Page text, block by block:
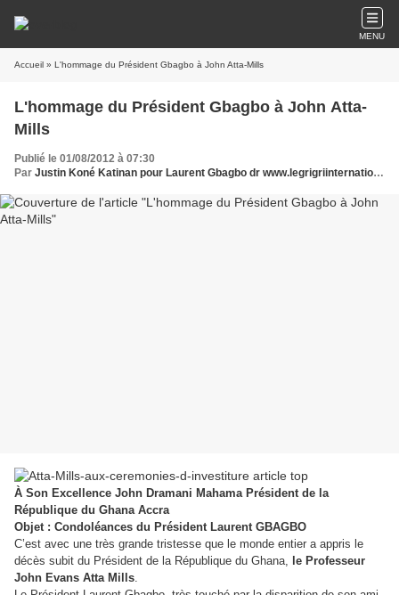
MENU
Accueil » L'hommage du Président Gbagbo à John Atta-Mills
L'hommage du Président Gbagbo à John Atta-
Mills
Publié le 01/08/2012 à 07:30
Par Justin Koné Katinan pour Laurent Gbagbo dr www.legrigriinternational.com
À Son Excellence John Dramani Mahama Président de la
République du Ghana Accra
Objet : Condoléances du Président Laurent GBAGBO
C’est avec une très grande tristesse que le monde entier a appris le
décès subit du Président de la République du Ghana, le Professeur
John Evans Atta Mills.